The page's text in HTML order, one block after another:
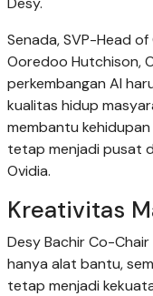
Senada, SVP-Head
Ooredoo Hutchison,
perkembangan AI
kualitas hidup
membantu kehidupan
tetap menjadi pusat
Ovidia.
Kreativitas
Desy Bachir Co-
hanya alat bantu,
tetap menjadi